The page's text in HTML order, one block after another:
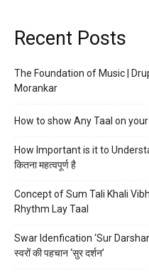
Recent Posts
The Foundation of Music |
Morankar
How to show Any Taal on your
How Important is it to
कितना महत्वपूर्ण है
Concept of Sum Tali Khali
Rhythm Lay Taal
Swar Idenfication ‘Sur
स्वरों की पहचान ‘सुर दर्शन’